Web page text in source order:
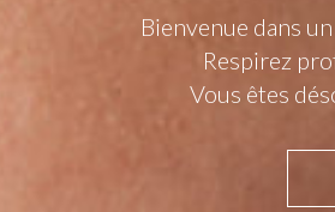
Bienvenue dans
Respirez
Vous êtes